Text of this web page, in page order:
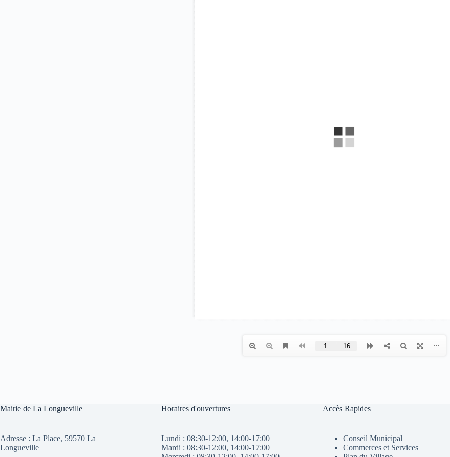
Mairie de La Longueville
Adresse : La Place, 59570 La
Longueville
Horaires d'ouvertures
Lundi : 08:30-12:00, 14:00-17:00
Mardi : 08:30-12:00, 14:00-17:00
Accès Rapides
Conseil Municipal
Commerces et Services